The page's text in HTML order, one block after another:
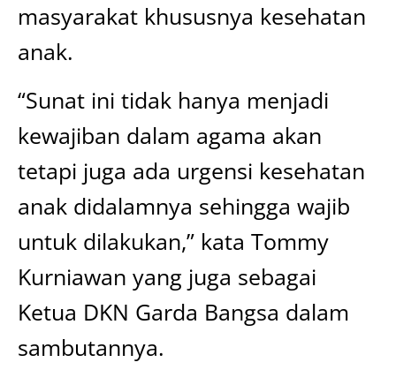
masyarakat khususnya kesehatan
anak.
“Sunat ini tidak hanya menjadi
kewajiban dalam agama akan
tetapi juga ada urgensi kesehatan
anak didalamnya sehingga wajib
untuk dilakukan,” kata Tommy
Kurniawan yang juga sebagai
Ketua DKN Garda Bangsa dalam
sambutannya.